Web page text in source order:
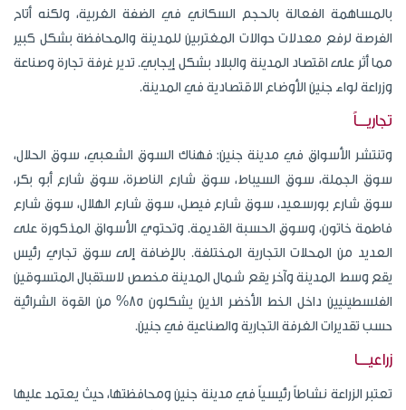
بالمساهمة الفعالة بالحجم السكاني في الضفة الغربية، ولكنه أتاح
الفرصة لرفع معدلات حوالات المغتربين للمدينة والمحافظة بشكل كبير
مما أثر على اقتصاد المدينة والبلاد بشكل إيجابي. تدير غرفة تجارة وصناعة
وزراعة لواء جنين الأوضاع الاقتصادية في المدينة.
تجاريــــاً
وتنتشر الأسواق في مدينة جنين: فهناك السوق الشعبي، سوق الحلال،
سوق الجملة، سوق السيباط، سوق شارع الناصرة، سوق شارع أبو بكر،
سوق شارع بورسعيد، سوق شارع فيصل، سوق شارع الهلال، سوق شارع
فاطمة خاتون، وسوق الحسبة القديمة. وتحتوي الأسواق المذكورة على
العديد من المحلات التجارية المختلفة. بالإضافة إلى سوق تجاري رئيس
يقع وسط المدينة وآخر يقع شمال المدينة مخصص لاستقبال المتسوقين
الفلسطينيين داخل الخط الأخضر الذين يشكلون 85% من القوة الشرائية
حسب تقديرات الغرفة التجارية والصناعية في جنين.
زراعيــــا
تعتبر الزراعة نشاطاً رئيسياً في مدينة جنين ومحافظتها، حيث يعتمد عليها